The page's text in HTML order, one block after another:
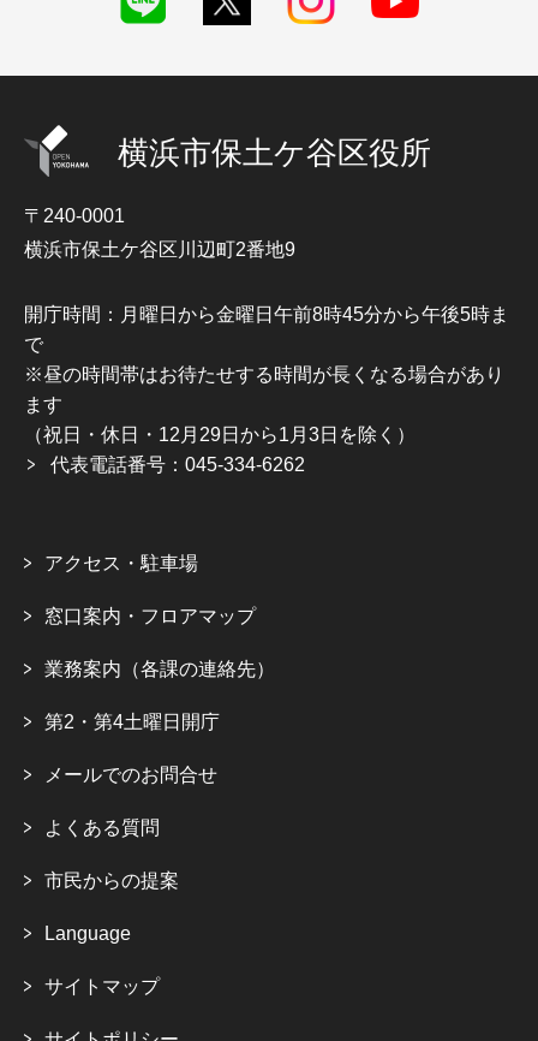
横浜市保土ケ谷区役所
〒240-0001
横浜市保土ケ谷区川辺町2番地9
開庁時間：月曜日から金曜日午前8時45分から午後5時ま
で
※昼の時間帯はお待たせする時間が長くなる場合があり
ます
（祝日・休日・12月29日から1月3日を除く）
代表電話番号：045-334-6262
アクセス・駐車場
窓口案内・フロアマップ
業務案内（各課の連絡先）
第2・第4土曜日開庁
メールでのお問合せ
よくある質問
市民からの提案
Language
サイトマップ